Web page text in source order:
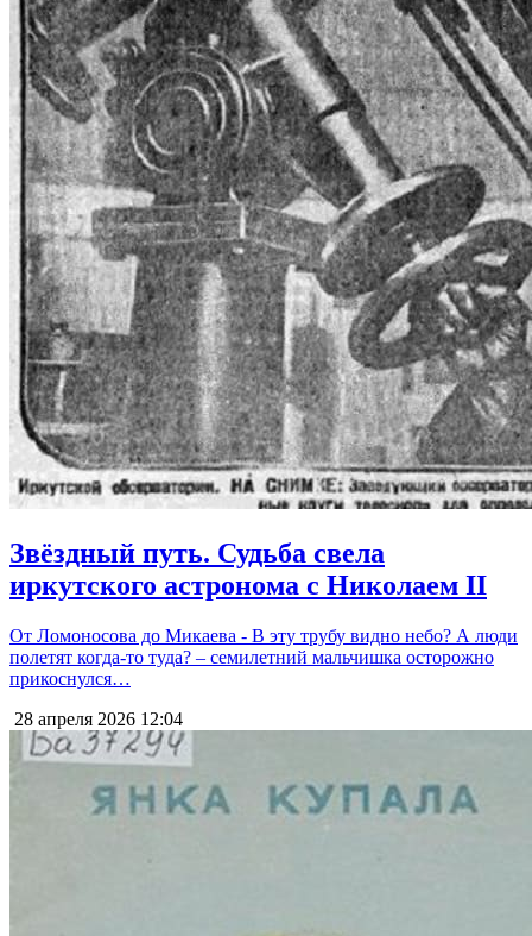
Звёздный путь. Судьба свела
иркутского астронома с Николаем II
От Ломоносова до Микаева - В эту трубу видно небо? А люди
полетят когда-то туда? – семилетний мальчишка осторожно
прикоснулся…
28 апреля 2026 12:04